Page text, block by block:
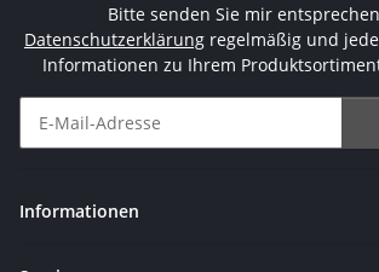
Bitte senden Sie mir
Datenschutzerklärung regelmäßig und
Informationen zu Ihrem
Informationen